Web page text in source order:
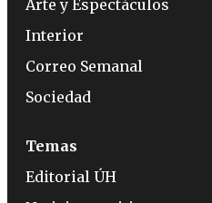
Arte y Espectáculos
Interior
Correo Semanal
Sociedad
Temas
Editorial ÚH